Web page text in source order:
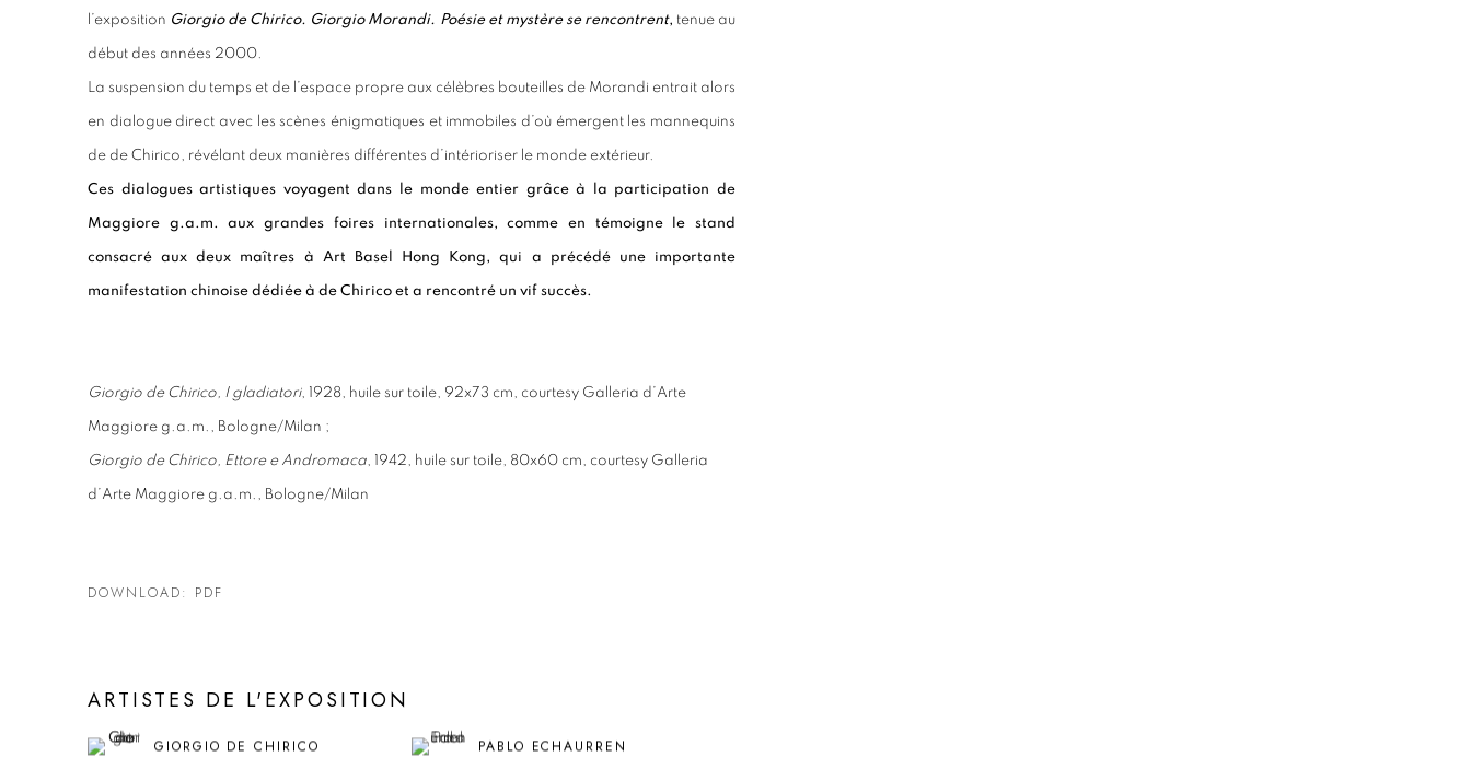
l’exposition Giorgio de Chirico. Giorgio Morandi. Poésie et mystère se rencontrent, tenue au
début des années 2000.
La suspension du temps et de l’espace propre aux célèbres bouteilles de Morandi entrait alors
en dialogue direct avec les scènes énigmatiques et immobiles d’où émergent les mannequins
de de Chirico, révélant deux manières différentes d’intérioriser le monde extérieur.
Ces dialogues artistiques voyagent dans le monde entier grâce à la participation de
Maggiore g.a.m. aux grandes foires internationales, comme en témoigne le stand
consacré aux deux maîtres à Art Basel Hong Kong, qui a précédé une importante
manifestation chinoise dédiée à de Chirico et a rencontré un vif succès.
Giorgio de Chirico, I gladiatori, 1928, huile sur toile, 92x73 cm, courtesy Galleria d’Arte
Maggiore g.a.m., Bologne/Milan ;
Giorgio de Chirico, Ettore e Andromaca , 1942, huile sur toile, 80x60 cm, courtesy Galleria
d’Arte Maggiore g.a.m., Bologne/Milan
DOWNLOAD: PDF
ARTISTES DE L'EXPOSITION
GIORGIO DE CHIRICO PABLO ECHAURREN